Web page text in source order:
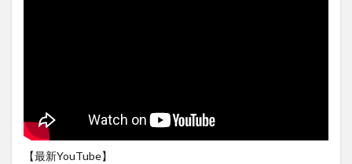
【最新YouTube】